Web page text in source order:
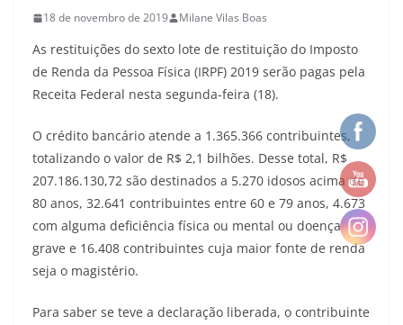
18 de novembro de 2019 Milane Vilas Boas
As restituições do sexto lote de restituição do Imposto
de Renda da Pessoa Física (IRPF) 2019 serão pagas pela
Receita Federal nesta segunda-feira (18).
O crédito bancário atende a 1.365.366 contribuintes,
totalizando o valor de R$ 2,1 bilhões. Desse total, R$
207.186.130,72 são destinados a 5.270 idosos acima de
80 anos, 32.641 contribuintes entre 60 e 79 anos, 4.673
com alguma deficiência física ou mental ou doença
grave e 16.408 contribuintes cuja maior fonte de renda
seja o magistério.
Para saber se teve a declaração liberada, o contribuinte